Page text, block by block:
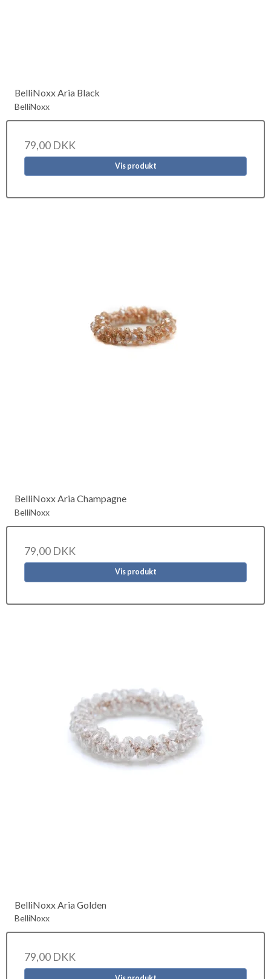
BelliNoxx Aria Black
BelliNoxx
79,00 DKK
Vis produkt
BelliNoxx Aria Champagne
BelliNoxx
79,00 DKK
Vis produkt
BelliNoxx Aria Golden
BelliNoxx
79,00 DKK